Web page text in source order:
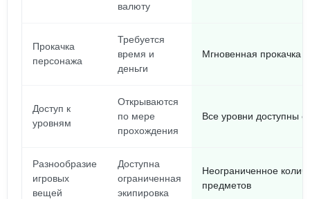
валюту
Прокачка
персонажа
Требуется
время и
деньги
Мгновенная прокачка
Доступ к
уровням
Открываются
по мере
прохождения
Все уровни доступны
Разнообразие
игровых
вещей
Доступна
ограниченная
экипировка
Неограниченное
предметов